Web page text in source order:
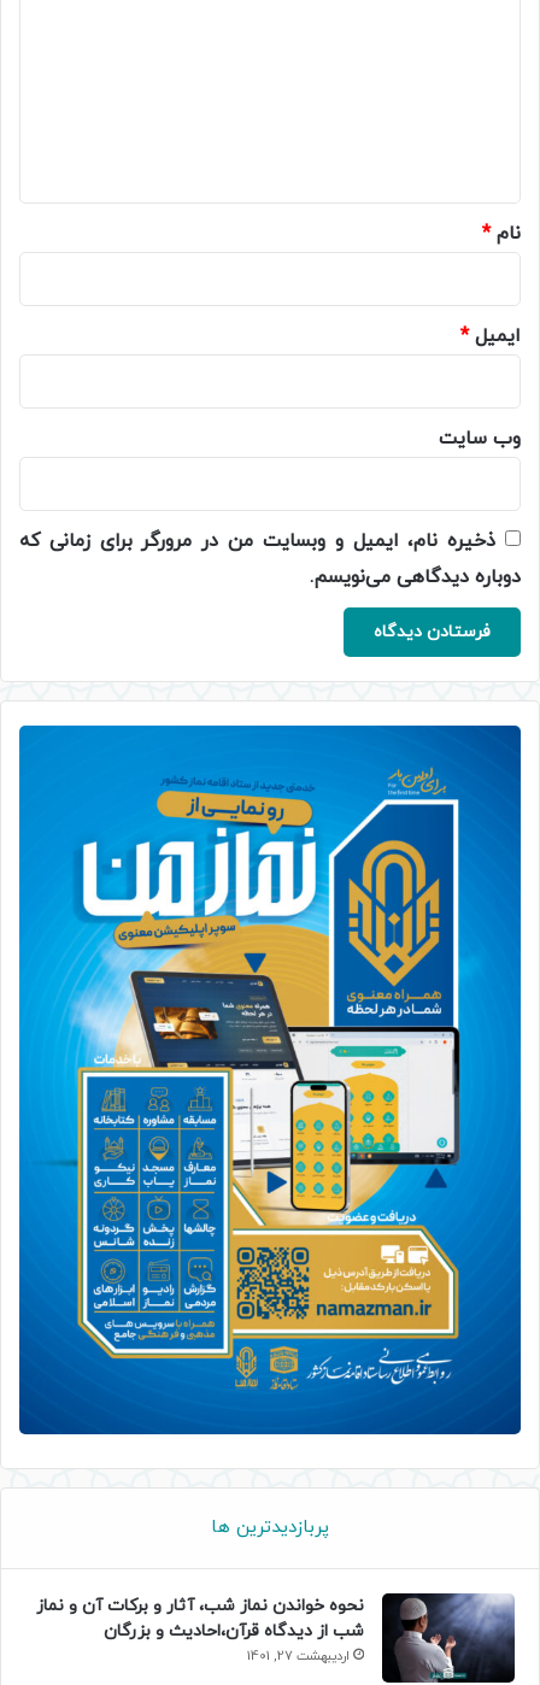
نام*
ایمیل*
وب‌ سایت
ذخیره نام، ایمیل و وبسایت من در مرورگر برای زمانی که
دوباره دیدگاهی می‌نویسم.
پربازدیدترین ها
نحوه خواندن نماز شب، آثار و برکات آن و نماز
شب از دیدگاه قرآن،احادیث و بزرگان
اردیبهشت 27, 1401